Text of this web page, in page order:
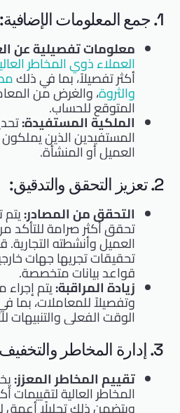
1. جمع المعلومات الإضافية:
معلومات تفصيلية عن
العملاء ذوي المخاطر
أكثر تفصيلاً، بما في ذلك
والثروة، والغرض من
المتوقع للحساب.
الملكية المستفيدة:
المستفيدين الذين
العميل أو المنشأة.
2. تعزيز التحقق والتدقيق:
التحقق من المصادر:
تحقق أكثر صرامة للتأكد
العميل وأنشطته
تحقيقات تجريها جهات
قواعد بيانات متخصصة.
زيادة المراقبة:يتم إجراء
وتفصيلاً للمعاملات، بما
الوقت الفعلي والتنبيهات
3. إدارة المخاطر والتخفيف منها:
تقييم المخاطر المعزز:
المخاطر العالية لتقييمات